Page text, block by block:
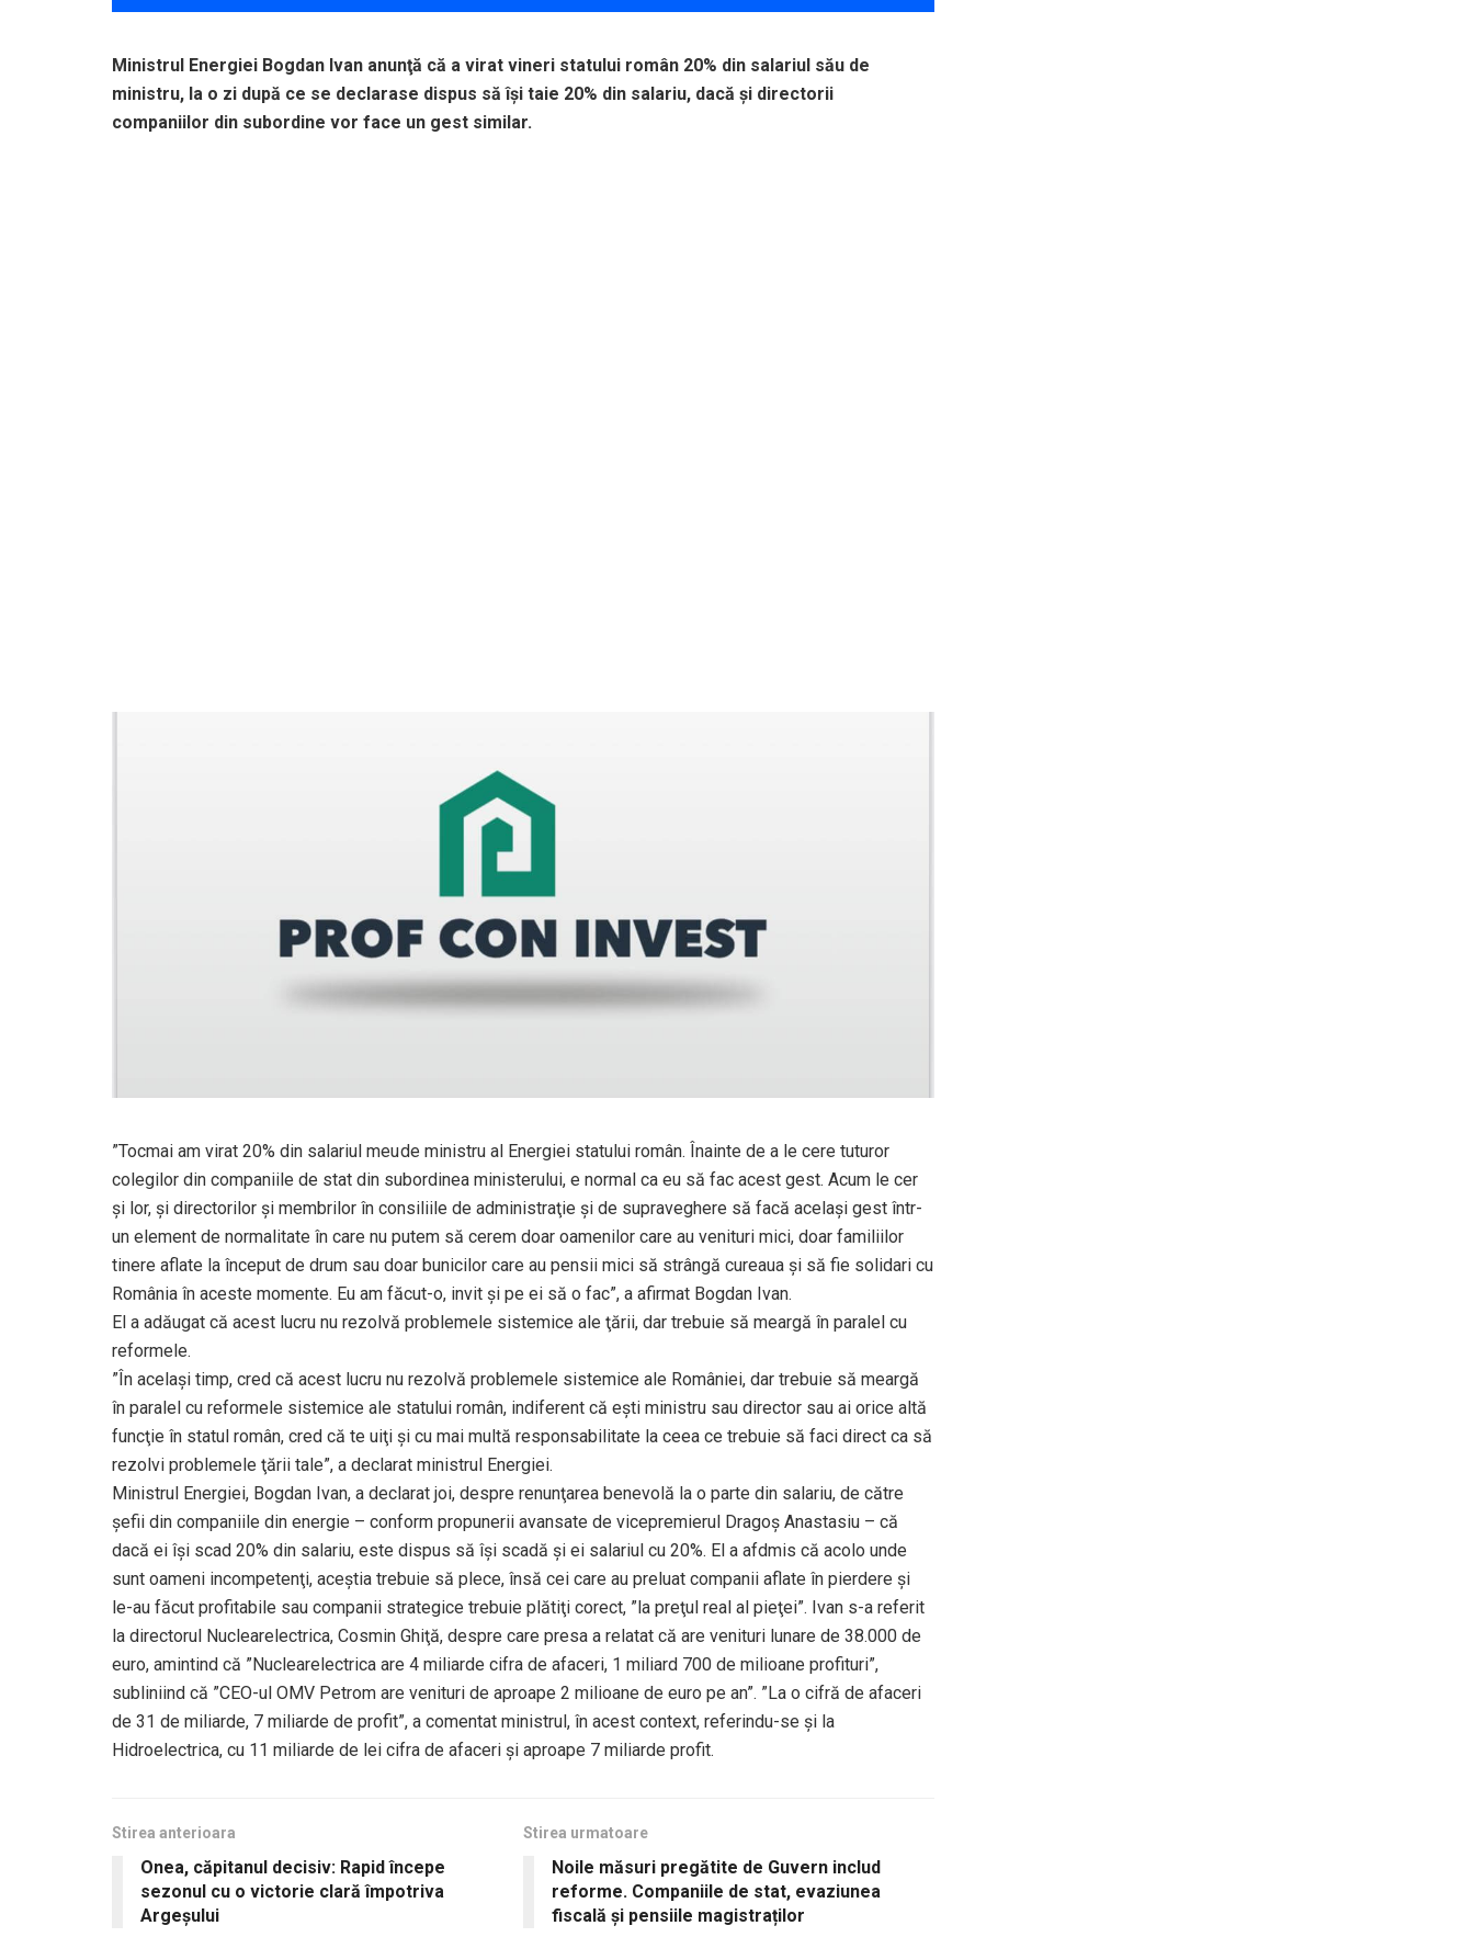
Ministrul Energiei Bogdan Ivan anunţă că a virat vineri statului român 20% din salariul său de
ministru, la o zi după ce se declarase dispus să îşi taie 20% din salariu, dacă şi directorii
companiilor din subordine vor face un gest similar.
”Tocmai am virat 20% din salariul meu de ministru al Energiei statului român. Înainte de a le cere tuturor
colegilor din companiile de stat din subordinea ministerului, e normal ca eu să fac acest gest. Acum le cer
şi lor, şi directorilor şi membrilor în consiliile de administraţie şi de supraveghere să facă acelaşi gest într-
un element de normalitate în care nu putem să cerem doar oamenilor care au venituri mici, doar familiilor
tinere aflate la început de drum sau doar bunicilor care au pensii mici să strângă cureaua şi să fie solidari cu
România în aceste momente. Eu am făcut-o, invit şi pe ei să o fac”, a afirmat Bogdan Ivan.
El a adăugat că acest lucru nu rezolvă problemele sistemice ale ţării, dar trebuie să meargă în paralel cu
reformele.
”În acelaşi timp, cred că acest lucru nu rezolvă problemele sistemice ale României, dar trebuie să meargă
în paralel cu reformele sistemice ale statului român, indiferent că eşti ministru sau director sau ai orice altă
funcţie în statul român, cred că te uiţi şi cu mai multă responsabilitate la ceea ce trebuie să faci direct ca să
rezolvi problemele ţării tale”, a declarat ministrul Energiei.
Ministrul Energiei, Bogdan Ivan, a declarat joi, despre renunţarea benevolă la o parte din salariu, de către
şefii din companiile din energie – conform propunerii avansate de vicepremierul Dragoş Anastasiu – că
dacă ei îşi scad 20% din salariu, este dispus să îşi scadă şi ei salariul cu 20%. El a afdmis că acolo unde
sunt oameni incompetenţi, aceştia trebuie să plece, însă cei care au preluat companii aflate în pierdere şi
le-au făcut profitabile sau companii strategice trebuie plătiţi corect, ”la preţul real al pieţei”. Ivan s-a referit
la directorul Nuclearelectrica, Cosmin Ghiţă, despre care presa a relatat că are venituri lunare de 38.000 de
euro, amintind că ”Nuclearelectrica are 4 miliarde cifra de afaceri, 1 miliard 700 de milioane profituri”,
subliniind că ”CEO-ul OMV Petrom are venituri de aproape 2 milioane de euro pe an”. ”La o cifră de afaceri
de 31 de miliarde, 7 miliarde de profit”, a comentat ministrul, în acest context, referindu-se şi la
Hidroelectrica, cu 11 miliarde de lei cifra de afaceri şi aproape 7 miliarde profit.
Stirea anterioara
Onea, căpitanul decisiv: Rapid începe
sezonul cu o victorie clară împotriva
Argeșului
Stirea urmatoare
Noile măsuri pregătite de Guvern includ
reforme. Companiile de stat, evaziunea
fiscală și pensiile magistraților